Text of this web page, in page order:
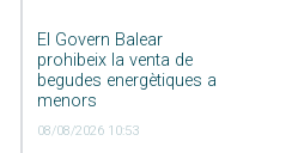
El Govern Balear
prohibeix la venta de
begudes energètiques a
menors
08/08/2026 10:53